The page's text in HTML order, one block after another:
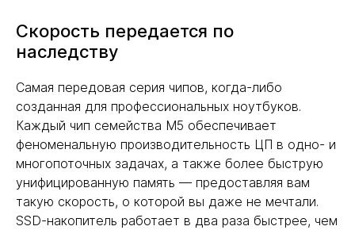
Скорость передается по
наследству
Самая передовая серия чипов, когда-либо
созданная для профессиональных ноутбуков.
Каждый чип семейства M5 обеспечивает
феноменальную производительность ЦП в одно- и
многопоточных задачах, а также более быструю
унифицированную память — предоставляя вам
такую скорость, о которой вы даже не мечтали.
SSD-накопитель работает в два раза быстрее, чем